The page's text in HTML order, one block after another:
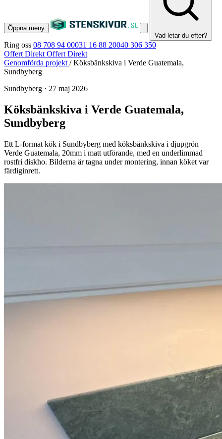
Öppna meny
Vad letar du efter?
Ring oss 08 708 94 00031 16 88 20040 306 350
Offert Direkt Offert Direkt
Genomförda projekt / Köksbänkskiva i Verde Guatemala,
Sundbyberg
Sundbyberg · 27 maj 2026
Köksbänkskiva i Verde Guatemala,
Sundbyberg
Ett L-format kök i Sundbyberg med köksbänkskiva i djupgrön
Verde Guatemala, 20mm i matt utförande, med en underlimmad
rostfri diskho. Bilderna är tagna under montering, innan köket var
färdiginrett.